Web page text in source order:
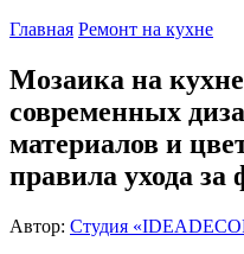
Главная Ремонт на кухне
Мозаика на
современных
материалов и
правила ухода за
Автор: Студия